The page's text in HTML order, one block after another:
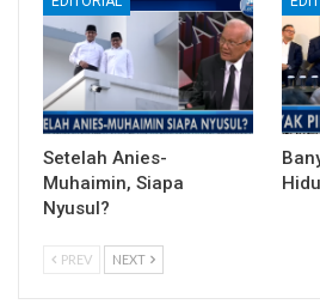
Setelah Anies-
Muhaimin, Siapa
Nyusul?
PREV NEXT